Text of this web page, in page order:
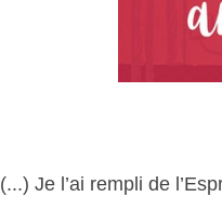
(...) Je l’ai rempli de